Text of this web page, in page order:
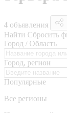
4 объявления
Найти Сбросить
Город / Область
Город, регион
Популярные
Все регионы